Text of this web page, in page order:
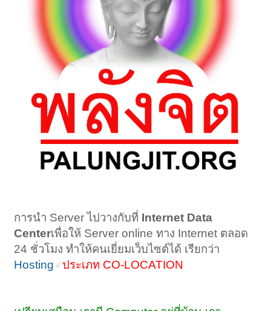
การนำ Server ไปวางกับที่ Internet Data
Centerเพื่อให้ Server online ทาง Internet ตลอด
24 ชั่วโมง ทำให้คนเยี่ยมเว็บไซต์ได้ เรียกว่า
Hosting
ประเภท CO-LOCATION